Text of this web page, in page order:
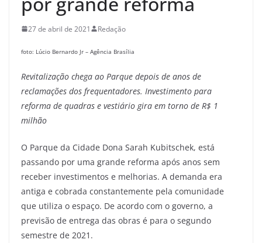
27 de abril de 2021 Redação
foto: Lúcio Bernardo Jr – Agência Brasília
Revitalização chega ao Parque depois de anos de
reclamações dos frequentadores. Investimento para
reforma de quadras e vestiário gira em torno de R$ 1
milhão
O Parque da Cidade Dona Sarah Kubitschek, está
passando por uma grande reforma após anos sem
receber investimentos e melhorias. A demanda era
antiga e cobrada constantemente pela comunidade
que utiliza o espaço. De acordo com o governo, a
previsão de entrega das obras é para o segundo
semestre de 2021.